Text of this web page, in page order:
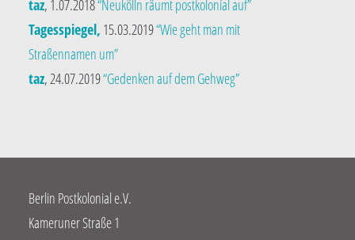
taz, 1.07.2018“Neukölln räumt postkolonial auf”
Tagesspiegel, 15.03.2019“Wie geht man mit
Straßennamen um”
taz, 24.07.2019“Gedenken auf dem Gehweg”
Berlin Postkolonial e.V.
Kameruner Straße 1